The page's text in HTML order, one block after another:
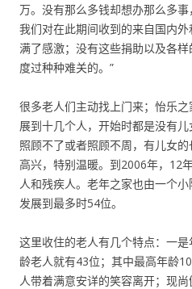
万。没有那么多钱却想办那么多事
我们对在此期间收到的来自国内
满了感激；没有这些捐助以及各
度过种种难关的。”
很多老人们主动找上门来；怡乐
展到十几个人，开始时都是没有
照顾不了或者照顾不周，有儿女
高兴，特别温暖。到2006年，12
人和残疾人。老年之家也由一个
发展到最多时54位。
这里收住的老人有几个特点：一
龄老人就有43位；其中最高年龄
人带着满意安详的笑容离开；现